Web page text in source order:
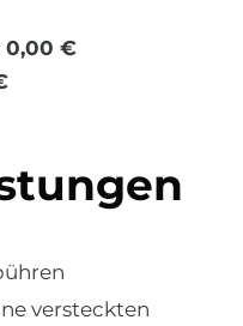
0,00 €
versteckten